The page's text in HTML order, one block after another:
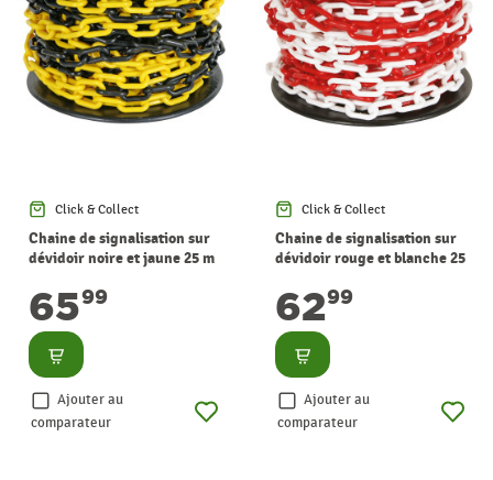
Click & Collect
Chaine de signalisation sur
dévidoir noire et jaune 25 m
6599
Consulter
Ajouter au
comparateur
Click & Collect
Chaine de signalisation sur
dévidoir rouge et blanche 25
6299
Consulter
Ajouter au
comparateur